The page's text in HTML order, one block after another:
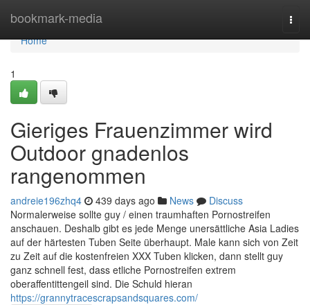
bookmark-media
Home
Home
1
Gieriges Frauenzimmer wird
Outdoor gnadenlos
rangenommen
andreie196zhq4 439 days ago News
Discuss
Normalerweise sollte guy / einen traumhaften Pornostreifen
anschauen. Deshalb gibt es jede Menge unersättliche Asia Ladies
auf der härtesten Tuben Seite überhaupt. Male kann sich von Zeit
zu Zeit auf die kostenfreien XXX Tuben klicken, dann stellt guy
ganz schnell fest, dass etliche Pornostreifen extrem
oberaffentittengeil sind. Die Schuld hieran
https://grannytracescrapsandsquares.com/